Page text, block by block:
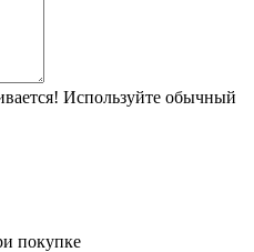
Используйте обычный
покупке